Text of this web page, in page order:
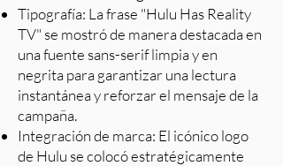
Tipografía: La frase "Hulu Has Reality
TV" se mostró de manera destacada en
una fuente sans-serif limpia y en
negrita para garantizar una lectura
instantánea y reforzar el mensaje de la
campaña.
Integración de marca: El icónico logo
de Hulu se colocó estratégicamente